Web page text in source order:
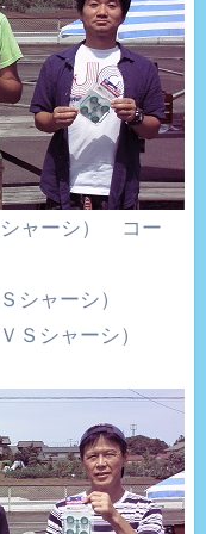
ャーシ） コー
ャーシ）
シャーシ）